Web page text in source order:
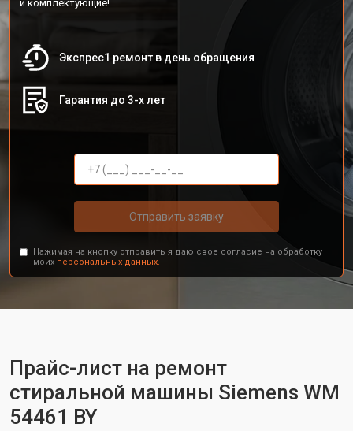
и комплектующие!
Экспрес1 ремонт в день обращения
Гарантия до 3-х лет
Отправить заявку
Нажимая на кнопку отправить я даю свое согласие на обработку
моих персональных данных.
Прайс-лист на ремонт
стиральной машины Siemens WM
54461 BY